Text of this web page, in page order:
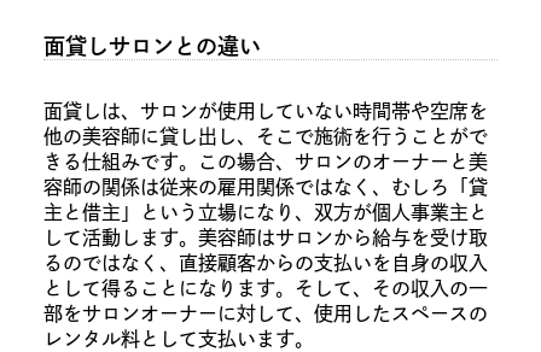
面貸しサロンとの違い
面貸しは、サロンが使用していない時間帯や空席を
他の美容師に貸し出し、そこで施術を行うことがで
きる仕組みです。この場合、サロンのオーナーと美
容師の関係は従来の雇用関係ではなく、むしろ「貸
主と借主」という立場になり、双方が個人事業主と
して活動します。美容師はサロンから給与を受け取
るのではなく、直接顧客からの支払いを自身の収入
として得ることになります。そして、その収入の一
部をサロンオーナーに対して、使用したスペースの
レンタル料として支払います。